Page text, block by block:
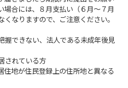
場合には、８月支払い（６月～７月
なりますので、ご注意ください。
握できない、法人である未成年後見
されている方
住地が住民登録上の住所地と異なる